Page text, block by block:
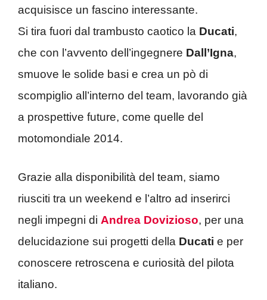
acquisisce un fascino interessante.
Si tira fuori dal trambusto caotico la Ducati,
che con l’avvento dell’ingegnere Dall’Igna,
smuove le solide basi e crea un pò di
scompiglio all’interno del team, lavorando già
a prospettive future, come quelle del
motomondiale 2014.
Grazie alla disponibilità del team, siamo
riusciti tra un weekend e l’altro ad inserirci
negli impegni di Andrea Dovizioso, per una
delucidazione sui progetti della Ducati e per
conoscere retroscena e curiosità del pilota
italiano.